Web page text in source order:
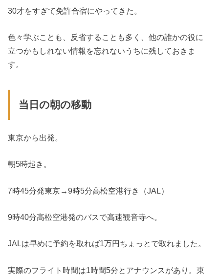
30才をすぎて免許合宿にやってきた。
色々学ぶことも、反省することも多く、他の誰かの役に
立つかもしれない情報を忘れないうちに残しておきま
す。
当日の朝の移動
東京から出発。
朝5時起き。
7時45分発東京→9時5分高松空港行き（JAL）
9時40分高松空港発のバスで高速観音寺へ。
JALは早めに予約を取れば1万円ちょっとで取れました。
実際のフライト時間は1時間5分とアナウンスがあり。東